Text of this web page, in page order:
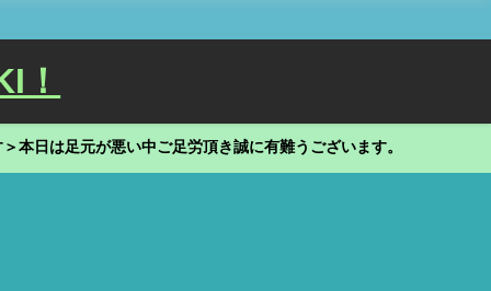
！
本日は足元が悪い中ご足労頂き誠に有難うございます。